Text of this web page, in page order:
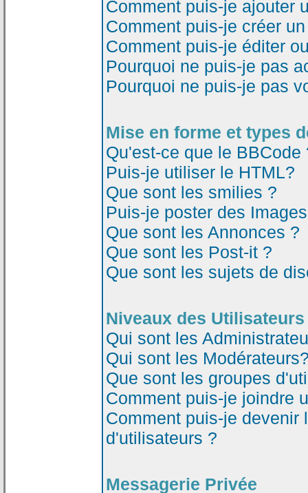
Comment puis-je ajouter
Comment puis-je créer
Comment puis-je éditer
Pourquoi ne puis-je pas
Pourquoi ne puis-je pas
Mise en forme et types
Qu'est-ce que le BBCode
Puis-je utiliser le HTML?
Que sont les smilies ?
Puis-je poster des
Que sont les Annonces ?
Que sont les Post-it ?
Que sont les sujets de
Niveaux des
Qui sont les
Qui sont les
Que sont les groupes
Comment puis-je joindre
Comment puis-je devenir
d'utilisateurs ?
Messagerie Privée